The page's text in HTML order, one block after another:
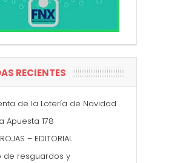
RECIENTES
de la Lotería de Navidad
Apuesta 178
– EDITORIAL
de resguardos y